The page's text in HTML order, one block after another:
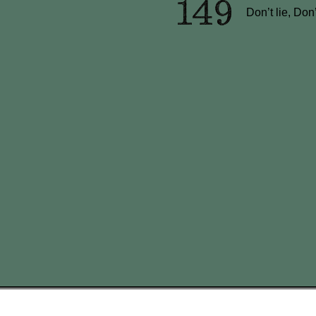
Don’t lie,